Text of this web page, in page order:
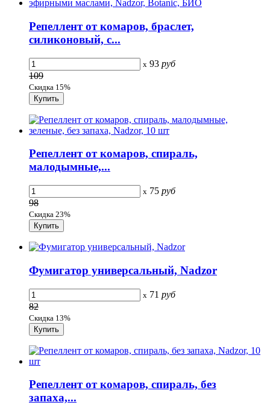
Репеллент от комаров, браслет,
силиконовый, с...
x 93 руб
109
Скидка 15%
Репеллент от комаров, спираль,
малодымные,...
x 75 руб
98
Скидка 23%
Фумигатор универсальный, Nadzor
x 71 руб
82
Скидка 13%
Репеллент от комаров, спираль, без
запаха,...